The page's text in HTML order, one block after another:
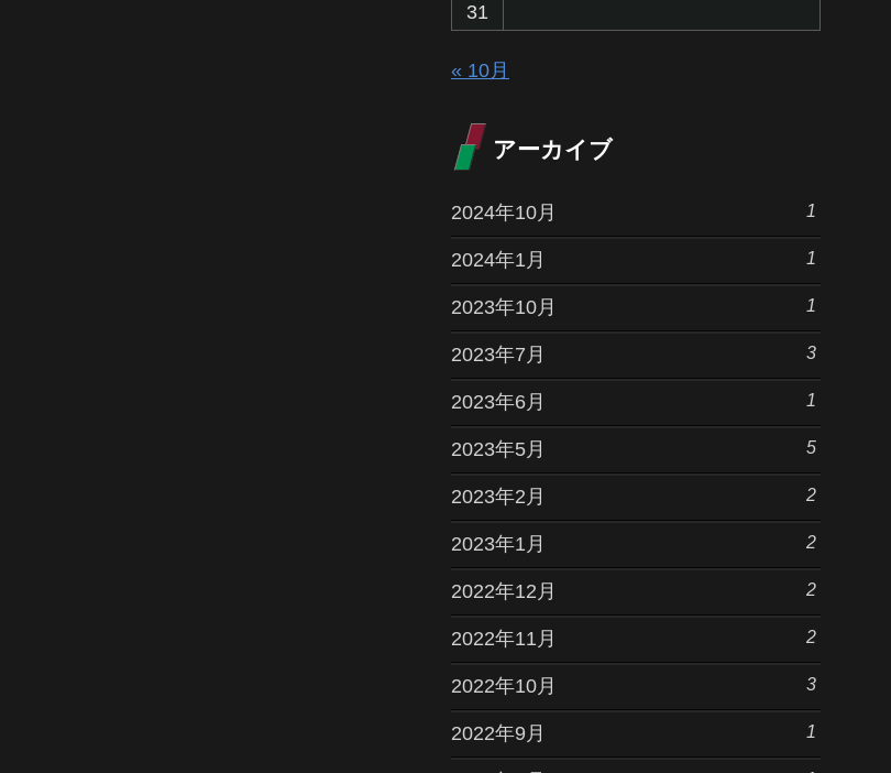
31
« 10月
アーカイブ
2024年10月 1
2024年1月 1
2023年10月 1
2023年7月 3
2023年6月 1
2023年5月 5
2023年2月 2
2023年1月 2
2022年12月 2
2022年11月 2
2022年10月 3
2022年9月 1